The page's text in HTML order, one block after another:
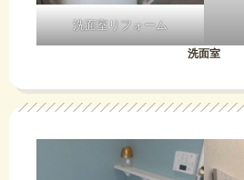
洗面室リフォーム
洗面室